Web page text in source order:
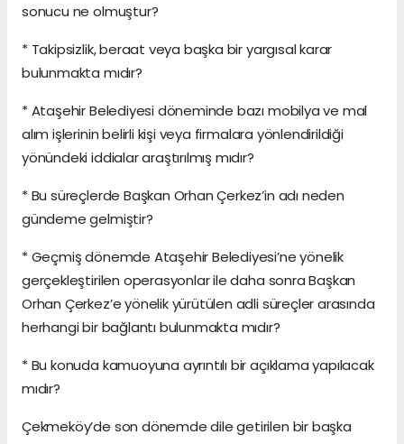
sonucu ne olmuştur?
* Takipsizlik, beraat veya başka bir yargısal karar
bulunmakta mıdır?
* Ataşehir Belediyesi döneminde bazı mobilya ve mal
alım işlerinin belirli kişi veya firmalara yönlendirildiği
yönündeki iddialar araştırılmış mıdır?
* Bu süreçlerde Başkan Orhan Çerkez’in adı neden
gündeme gelmiştir?
* Geçmiş dönemde Ataşehir Belediyesi’ne yönelik
gerçekleştirilen operasyonlar ile daha sonra Başkan
Orhan Çerkez’e yönelik yürütülen adli süreçler arasında
herhangi bir bağlantı bulunmakta mıdır?
* Bu konuda kamuoyuna ayrıntılı bir açıklama yapılacak
mıdır?
Çekmeköy’de son dönemde dile getirilen bir başka